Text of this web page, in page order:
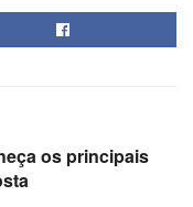
os principais